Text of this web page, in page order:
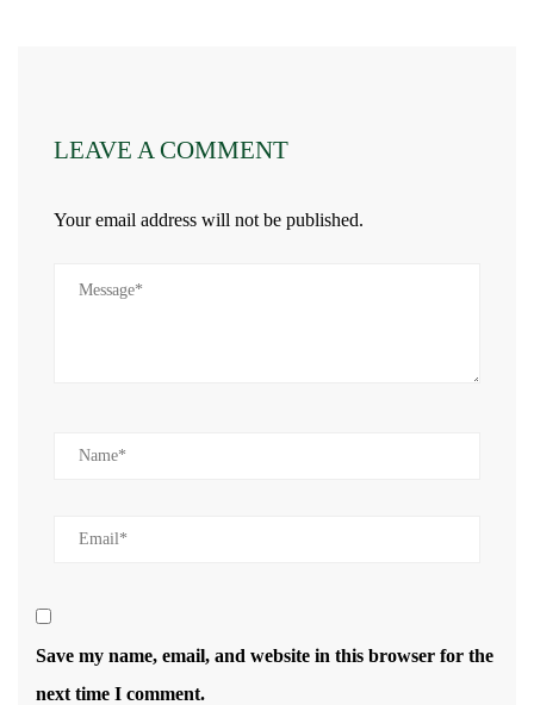
LEAVE A COMMENT
Your email address will not be published.
Save my name, email, and website in this browser for the
next time I comment.